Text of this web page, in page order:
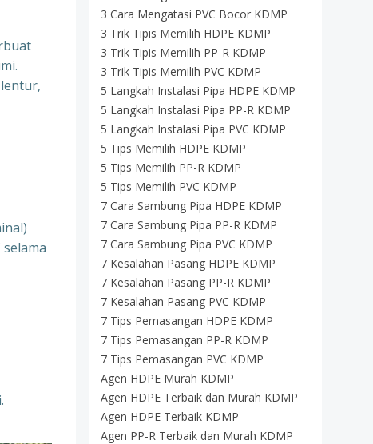
3 Cara Mengatasi PVC Bocor KDMP
3 Trik Tipis Memilih HDPE KDMP
3 Trik Tipis Memilih PP-R KDMP
3 Trik Tipis Memilih PVC KDMP
5 Langkah Instalasi Pipa HDPE KDMP
5 Langkah Instalasi Pipa PP-R KDMP
5 Langkah Instalasi Pipa PVC KDMP
5 Tips Memilih HDPE KDMP
5 Tips Memilih PP-R KDMP
5 Tips Memilih PVC KDMP
7 Cara Sambung Pipa HDPE KDMP
7 Cara Sambung Pipa PP-R KDMP
7 Cara Sambung Pipa PVC KDMP
7 Kesalahan Pasang HDPE KDMP
7 Kesalahan Pasang PP-R KDMP
7 Kesalahan Pasang PVC KDMP
7 Tips Pemasangan HDPE KDMP
7 Tips Pemasangan PP-R KDMP
7 Tips Pemasangan PVC KDMP
Agen HDPE Murah KDMP
Agen HDPE Terbaik dan Murah KDMP
Agen HDPE Terbaik KDMP
Agen PP-R Terbaik dan Murah KDMP